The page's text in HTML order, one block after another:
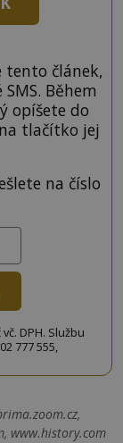
tento článek,
Během
opíšete do
tlačítko jej
na číslo
DPH. Službu
777 555,
www.history.com